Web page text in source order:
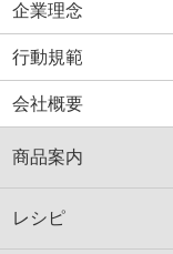
企業理念
行動規範
会社概要
商品案内
レシピ